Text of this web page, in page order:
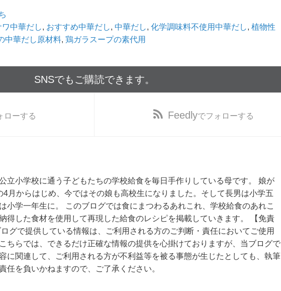
ワ中華だし, おすすめ中華だし, 中華だし, 化学調味料不使用中華だし, 植物性
中華だし原材料, 鶏ガラスープの素代用
SNSでもご購読できます。
ローする Feedlyでフォローする
立小学校に通う子どもたちの学校給食を毎日手作りしている母です。 娘が
4月からはじめ、今ではその娘も高校生になりました。そして長男は小学五
小学一年生に。 このブログでは食にまつわるあれこれ、学校給食のあれこ
得した食材を使用して再現した給食のレシピを掲載していきます。 【免責
グで提供している情報は、ご利用される方のご判断・責任においてご使用
ちらでは、できるだけ正確な情報の提供を心掛けておりますが、当ブログで
に関連して、ご利用される方が不利益等を被る事態が生じたとしても、執筆
任を負いかねますので、ご了承ください。